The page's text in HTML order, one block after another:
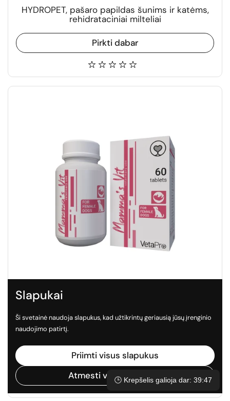
HYDROPET, pašaro papildas šunims ir katėms,
rehidrataciniai milteliai
Pirkti dabar
€15,99
MAMMA'S VIT, pašaro papildas šunims (kalėms),
Pirkti dabar
Slapukai
Ši svetainė naudoja slapukus, kad užtikrintų geriausią jūsų įrenginio
naudojimo patirtį.
Priimti visus slapukus
Atmesti visus slapukus🕒 Krepšelis galioja dar: 39:46